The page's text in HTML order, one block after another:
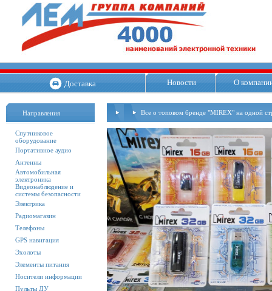
Доставка Новости О
Направления
Спутниковое
оборудование
Портативное аудио
Антенны
Автомобильная
электроника
Видеонаблюдение и
системы безопасности
Электрика
Радиомагазин
Телефоны
GPS навигация
Эхолоты
Элементы питания
Носители информации
Пульты ДУ
Все о топовом бренде "MIREX" на одной